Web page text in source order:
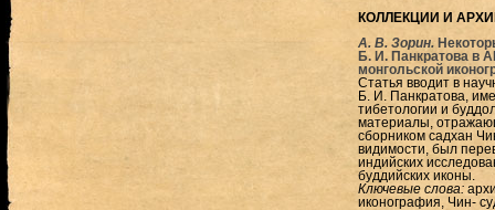
КОЛЛЕКЦИИ И
А. В. Зорин.
Б. И. Панкратова в
монгольской
Статья вводит в
Б. И. Панкратова,
тибетологии и
материалы,
сборником садхан
видимости, был
индийских
буддийских иконы.
Ключевые слова:
иконография, Чин-